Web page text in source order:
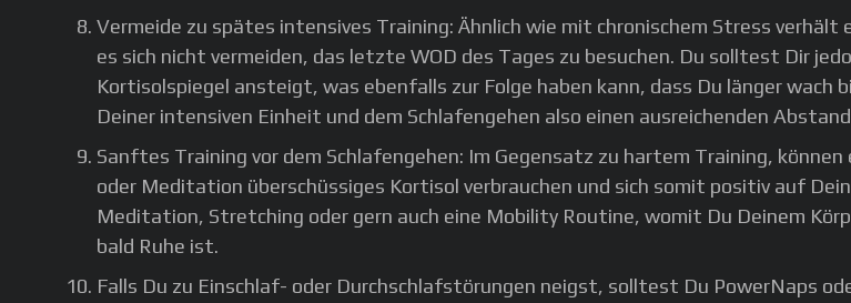
Vermeide zu spätes intensives Training: Ähnlich wie mit chronischem Stress
es sich nicht vermeiden, das letzte WOD des Tages zu besuchen. Du solltest Dir
Kortisolspiegel ansteigt, was ebenfalls zur Folge haben kann, dass Du länger wach
Deiner intensiven Einheit und dem Schlafengehen also einen ausreichenden
Sanftes Training vor dem Schlafengehen: Im Gegensatz zu hartem Training,
oder Meditation überschüssiges Kortisol verbrauchen und sich somit positiv auf
Meditation, Stretching oder gern auch eine Mobility Routine, womit Du Deinem
bald Ruhe ist.
Falls Du zu Einschlaf- oder Durchschlafstörungen neigst, solltest Du PowerNaps